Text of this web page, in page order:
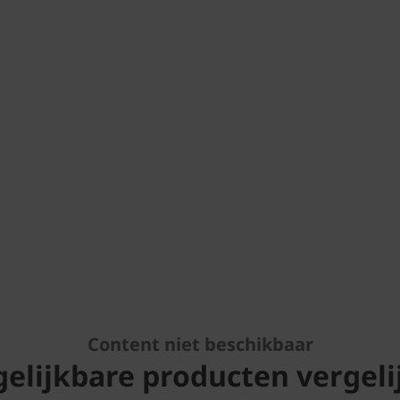
Content niet beschikbaar
producten